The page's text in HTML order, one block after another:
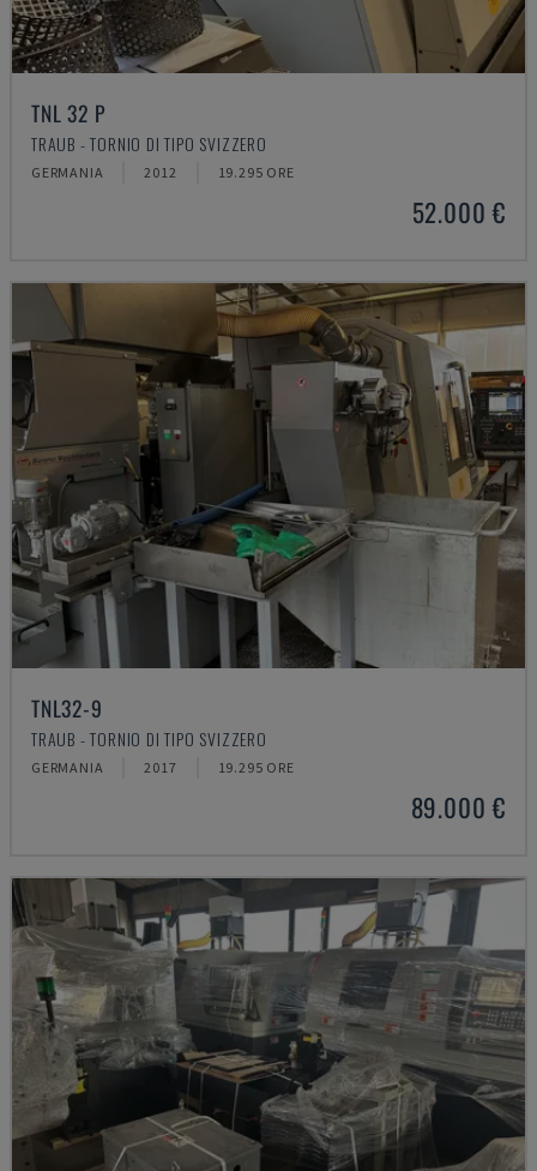
TNL 32 P
TRAUB - TORNIO DI TIPO SVIZZERO
GERMANIA 2012 19.295 ORE
52.000 €
TNL32-9
TRAUB - TORNIO DI TIPO SVIZZERO
GERMANIA 2017 19.295 ORE
89.000 €